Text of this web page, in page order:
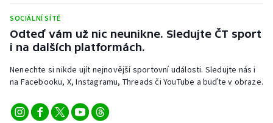
Stolní tenis
Triatlon
Veslování
Vodní slalom
SOCIÁLNÍ SÍTĚ
Odteď vám už nic neunikne. Sledujte ČT sport
i na dalších platformách.
Nenechte si nikde ujít nejnovější sportovní události. Sledujte nás i
na Facebooku, X, Instagramu, Threads či YouTube a buďte v obraze.